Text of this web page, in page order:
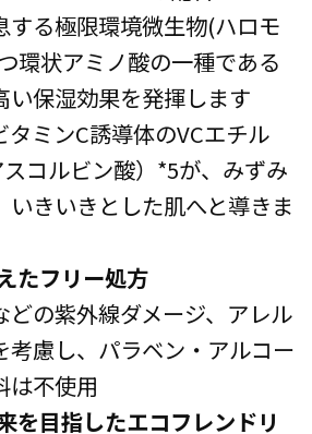
する極限環境微生物(ハロモ
環状アミノ酸の一種である
い保湿効果を発揮します
タミンC誘導体のVCエチル
スコルビン酸）*5が、みずみ
いきいきとした肌へと導きま
たフリー処方
どの紫外線ダメージ、アレル
考慮し、パラベン・アルコー
は不使用
を目指したエコフレンドリ